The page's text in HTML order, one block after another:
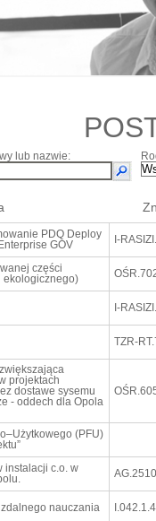
lub nazwie:
PDQ Deploy
GOV
I-
części
ekologicznego)
I-
TZR-
projektach
dostawe sysemu
- oddech dla Opola
(PFU)
instalacji c.o. w
nauczania